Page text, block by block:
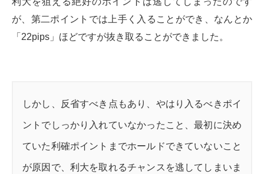
が、第二ポイントでは上手く入ることができ、なんとか
「22pips」ほどですが抜き取ることができました。
しかし、反省すべき点もあり、やはり入るべきポイ
ントでしっかり入れていなかったこと、最初に決め
ていた利確ポイントまでホールドできていないこと
が原因で、利大を取れるチャンスを逃してしまいま